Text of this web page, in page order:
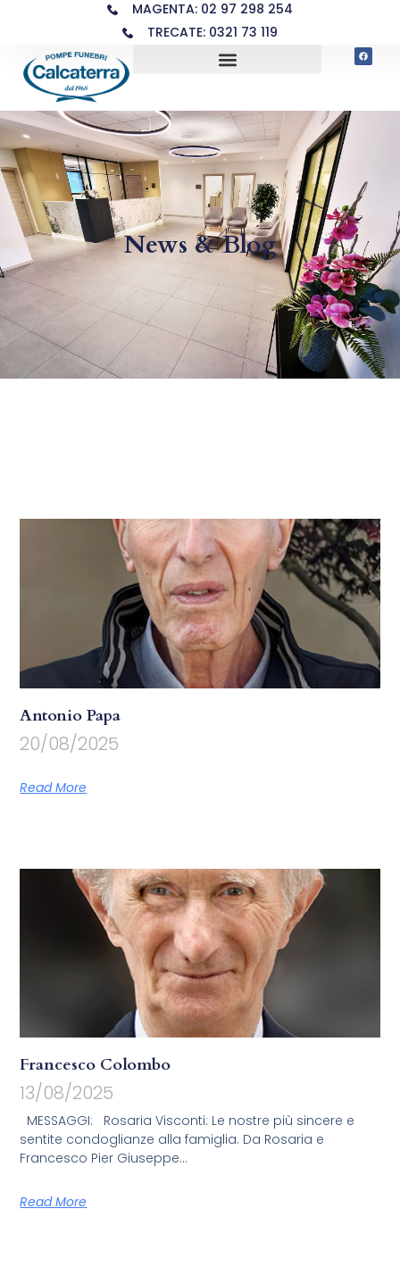
MAGENTA: 02 97 298 254
TRECATE: 0321 73 119
News & Blog
Antonio Papa
20/08/2025
Read More
Francesco Colombo
13/08/2025
MESSAGGI: Rosaria Visconti: Le nostre più sincere e
sentite condoglianze alla famiglia. Da Rosaria e
Francesco Pier Giuseppe
Read More